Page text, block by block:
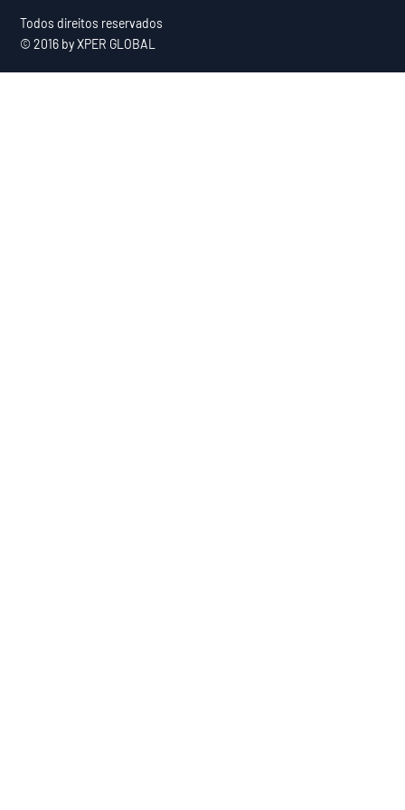
Todos direitos reservados
© 2016 by XPER GLOBAL